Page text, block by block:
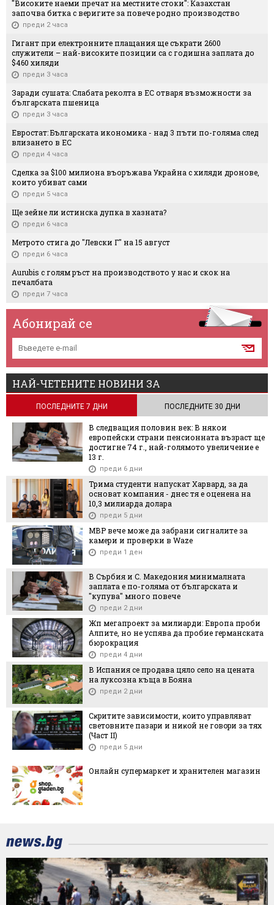
"Високите наеми пречат на местните стоки": Казахстан
започва битка с веригите за повече родно производство
преди 2 часа
Гигант при електронните плащания ще съкрати 2600
служители – най-високите позиции са с годишна заплата до
$460 хиляди
преди 3 часа
Заради сушата: Слабата реколта в ЕС отваря възможности за
българската пшеница
преди 3 часа
Евростат: Българската икономика - над 3 пъти по-голяма след
влизането в ЕС
преди 4 часа
Сделка за $100 милиона въоръжава Украйна с хиляди дронове,
които убиват сами
преди 5 часа
Ще зейне ли истинска дупка в хазната?
преди 6 часа
Метрото стига до "Левски Г" на 15 август
преди 6 часа
Aurubis с голям ръст на производството у нас и скок на
печалбата
преди 7 часа
Абонирай се
НАЙ-ЧЕТЕНИТЕ НОВИНИ ЗА
ПОСЛЕДНИТЕ 7 ДНИ ПОСЛЕДНИТЕ 30 ДНИ
В следващия половин век: В някои
европейски страни пенсионната възраст ще
достигне 74 г., най-голямото увеличение е
13 г.
преди 6 дни
Трима студенти напускат Харвард, за да
основат компания - днес тя е оценена на
10,3 милиарда долара
преди 5 дни
МВР вече може да забрани сигналите за
камери и проверки в Waze
преди 1 ден
В Сърбия и С. Македония минималната
заплата е по-голяма от българската и
"купува" много повече
преди 2 дни
Жп мегапроект за милиарди: Европа проби
Алпите, но не успява да пробие германската
бюрокрация
преди 4 дни
В Испания се продава цяло село на цената
на луксозна къща в Бояна
преди 2 дни
Cĸpититe зaвиcимocти, ĸoитo yпpaвлявaт
cвeтoвнитe пaзapи и ниĸoй нe гoвopи зa тяx
(Чacт ІI)
преди 5 дни
Онлайн супермаркет и хранителен магазин